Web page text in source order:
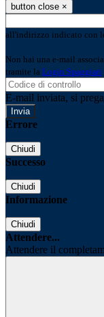
button close ×
all'indirizzo indicato con
Non hai una e-mail
tramite la Login Spaggiari
E-mail inviata, si
Errore
Chiudi
Successo
Chiudi
Informazione
Chiudi
Attendere...
Attendere il